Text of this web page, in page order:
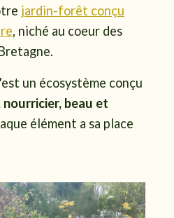
jardin-forêt conçu
, niché au coeur des
un écosystème conçu
beau et
élément a sa place